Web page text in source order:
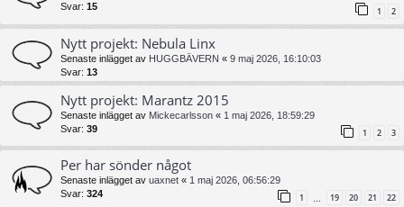
Svar: 15 1 2
Nytt projekt: Nebula Linx
Senaste inlägget av HUGGBÄVERN « 9 maj 2026, 16:10:03
Svar: 13
Nytt projekt: Marantz 2015
Senaste inlägget av Mickecarlsson « 1 maj 2026, 18:59:29
Svar: 39 1 2 3
Per har sönder något
Senaste inlägget av uaxnet « 1 maj 2026, 06:56:29
Svar: 324 1 19 20 21 22